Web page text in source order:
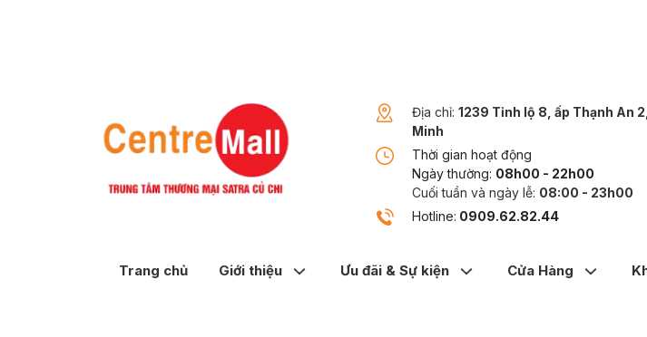
Địa chỉ: 1239 Tỉnh lộ 8, ấp Thạnh An
Minh
Thời gian hoạt động
Ngày thường: 08h00 - 22h00
Cuối tuần và ngày lễ: 08:00 - 23h00
Hotline: 0909.62.82.44
Trang chủ Giới thiệu Ưu đãi & Sự kiện Cửa Hàng